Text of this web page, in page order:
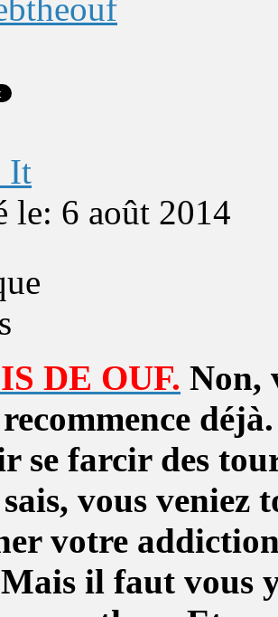
It
le: 6 août 2014
DE OUF. Non,
se farcir des
vous veniez
votre
il faut vous